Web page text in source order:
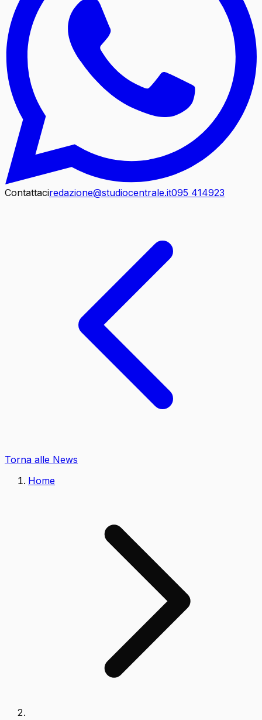
Contattaciredazione@studiocentrale.it095 414923
Torna alle News
Home